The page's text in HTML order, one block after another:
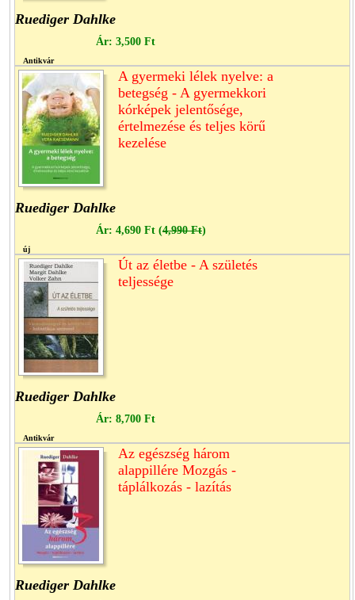
Ruediger Dahlke
Ár: 3,500 Ft
Antikvár
A gyermeki lélek nyelve: a
betegség - A gyermekkori
kórképek jelentősége,
értelmezése és teljes körű
kezelése
Ruediger Dahlke
Ár: 4,690 Ft (4,990 Ft)
új
Út az életbe - A születés
teljessége
Ruediger Dahlke
Ár: 8,700 Ft
Antikvár
Az egészség három
alappillére Mozgás -
táplálkozás - lazítás
Ruediger Dahlke